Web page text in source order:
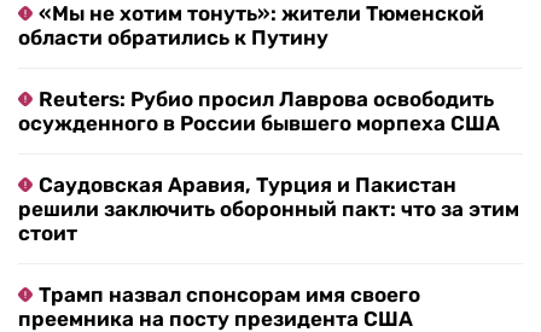
«Мы не хотим тонуть»: жители Тюменской
области обратились к Путину
Reuters: Рубио просил Лаврова освободить
осужденного в России бывшего морпеха США
Саудовская Аравия, Турция и Пакистан
решили заключить оборонный пакт: что за этим
стоит
Трамп назвал спонсорам имя своего
преемника на посту президента США